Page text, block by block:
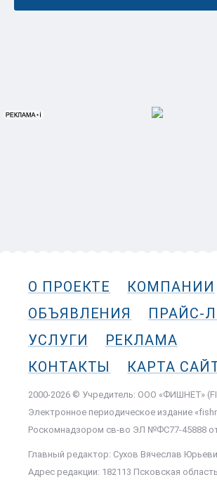
О ПРОЕКТЕ
КОМПАНИИ
ОБЪЯВЛЕНИЯ
ПРАЙС-
УСЛУГИ
РЕКЛАМА
КОНТАКТЫ
КАРТА
2000-2026 © Учредитель: ООО «ФИШНЕТ»
Электронное периодическое издание
Роскомнадзором cв-во ЭЛ №ФС77-45888 от
Главный редактор: Сухов Вячеслав
Адрес редакции: 182113 Псковская